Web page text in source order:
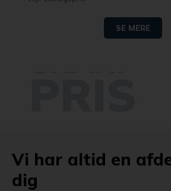
SE MERE
Vi har altid en
dig